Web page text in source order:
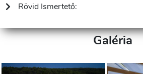
Rövid Ismertető:
Galéria